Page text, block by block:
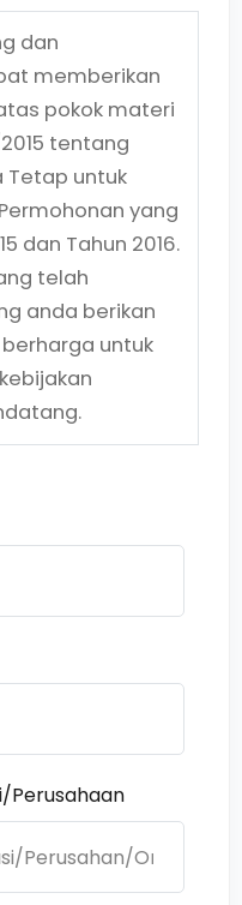
dan
memberikan
pokok materi
tentang
Tetap untuk
yang
dan Tahun 2016.
telah
anda berikan
untuk
Perusahaan